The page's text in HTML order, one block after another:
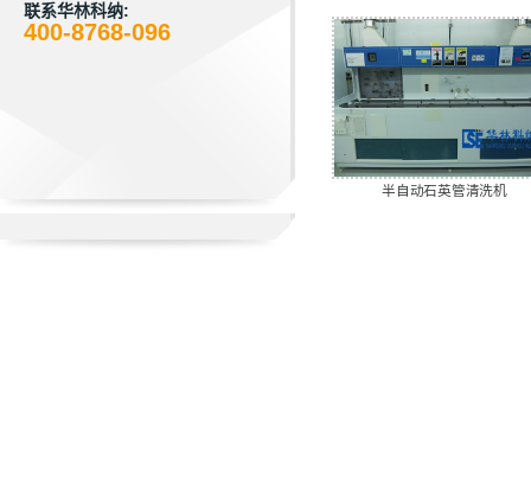
联系华林科纳:
400-8768-096
半自动石英管清洗机